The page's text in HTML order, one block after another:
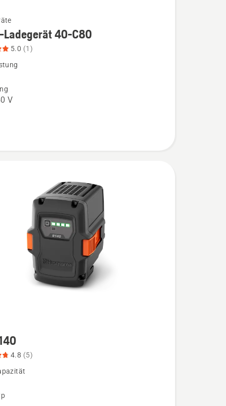
40-C80
5.0 (1)
V
4.8 (5)